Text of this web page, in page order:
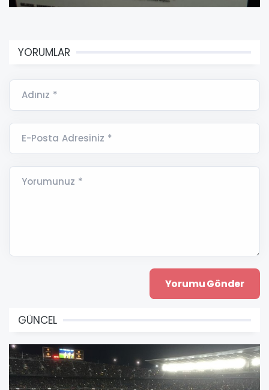
YORUMLAR
Adınız *
E-Posta Adresiniz *
Yorumunuz *
GÜNCEL